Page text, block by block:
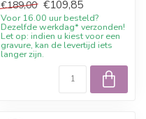
€189,00 €109,85
Voor 16.00 uur besteld?
Dezelfde werkdag* verzonden!
Let op: indien u kiest voor een
gravure, kan de levertijd iets
langer zijn.